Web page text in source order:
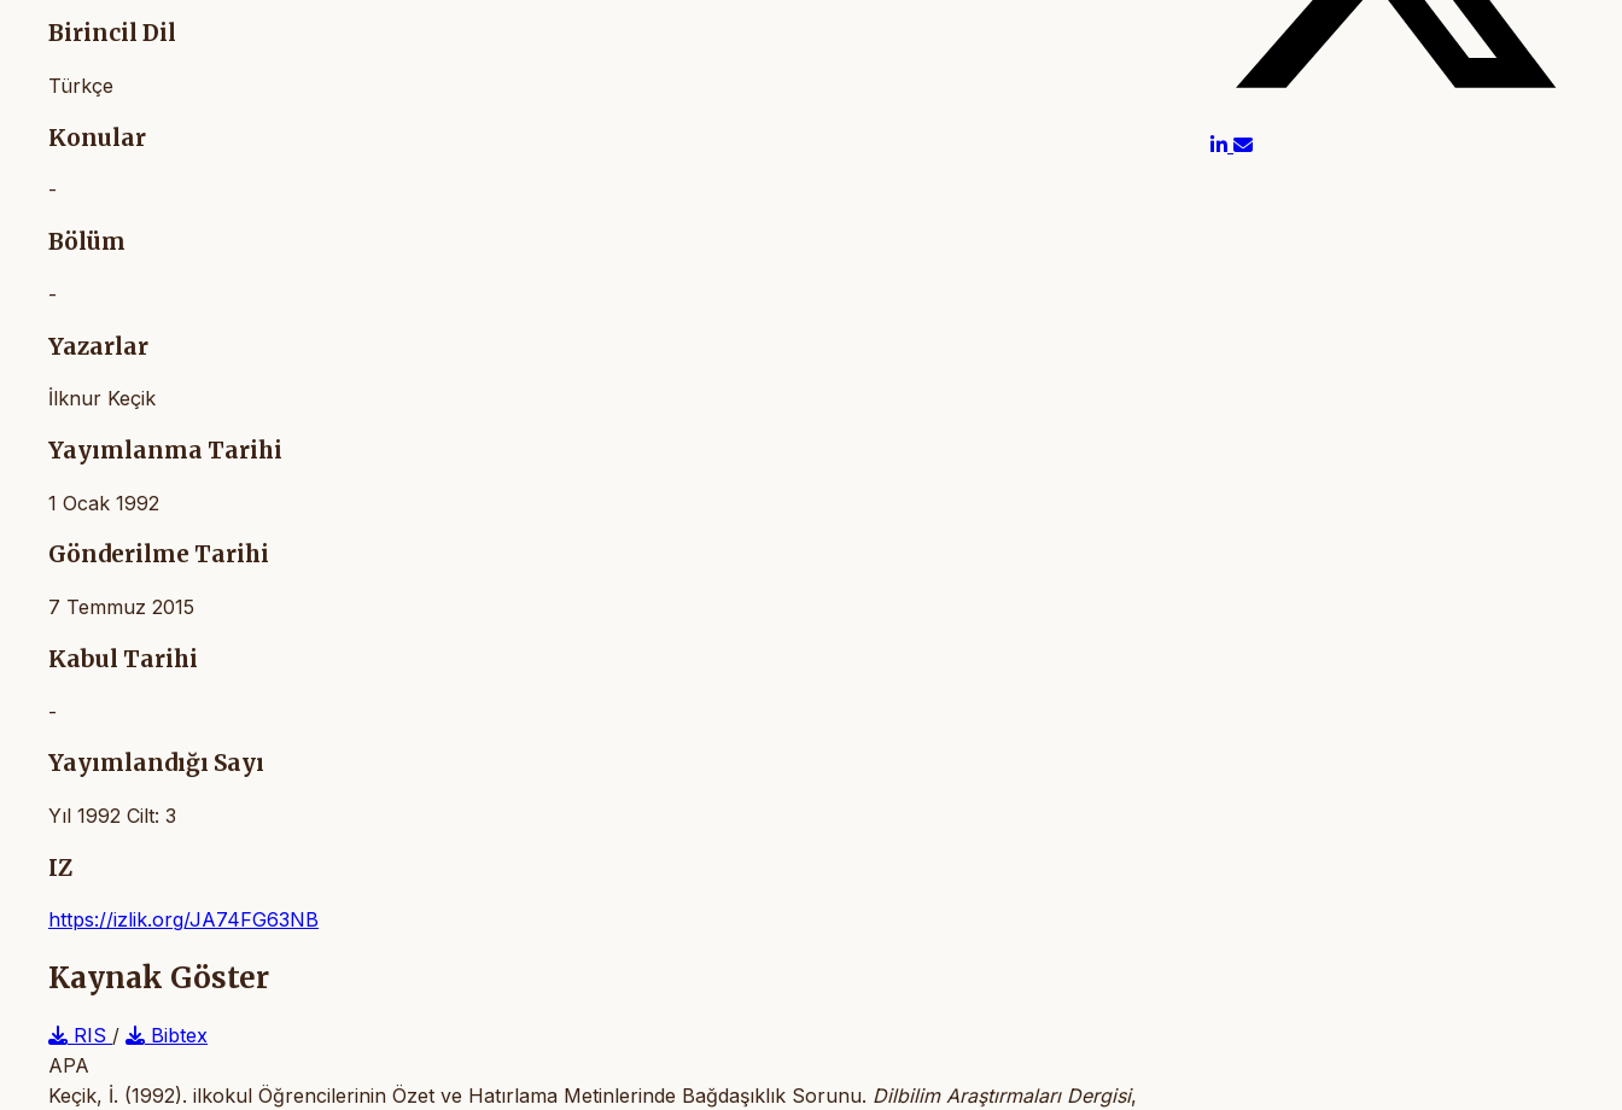
Birincil Dil
Türkçe
Konular
-
Bölüm
-
Yazarlar
İlknur Keçik
Yayımlanma Tarihi
1 Ocak 1992
Gönderilme Tarihi
7 Temmuz 2015
Kabul Tarihi
-
Yayımlandığı Sayı
Yıl 1992 Cilt: 3
IZ
https://izlik.org/JA74FG63NB
Kaynak Göster
RIS /
Bibtex
APA
Keçik, İ. (1992). ilkokul Öğrencilerinin Özet ve Hatırlama Metinlerinde Bağdaşıklık Sorunu. Dilbilim Araştırmaları Dergisi,